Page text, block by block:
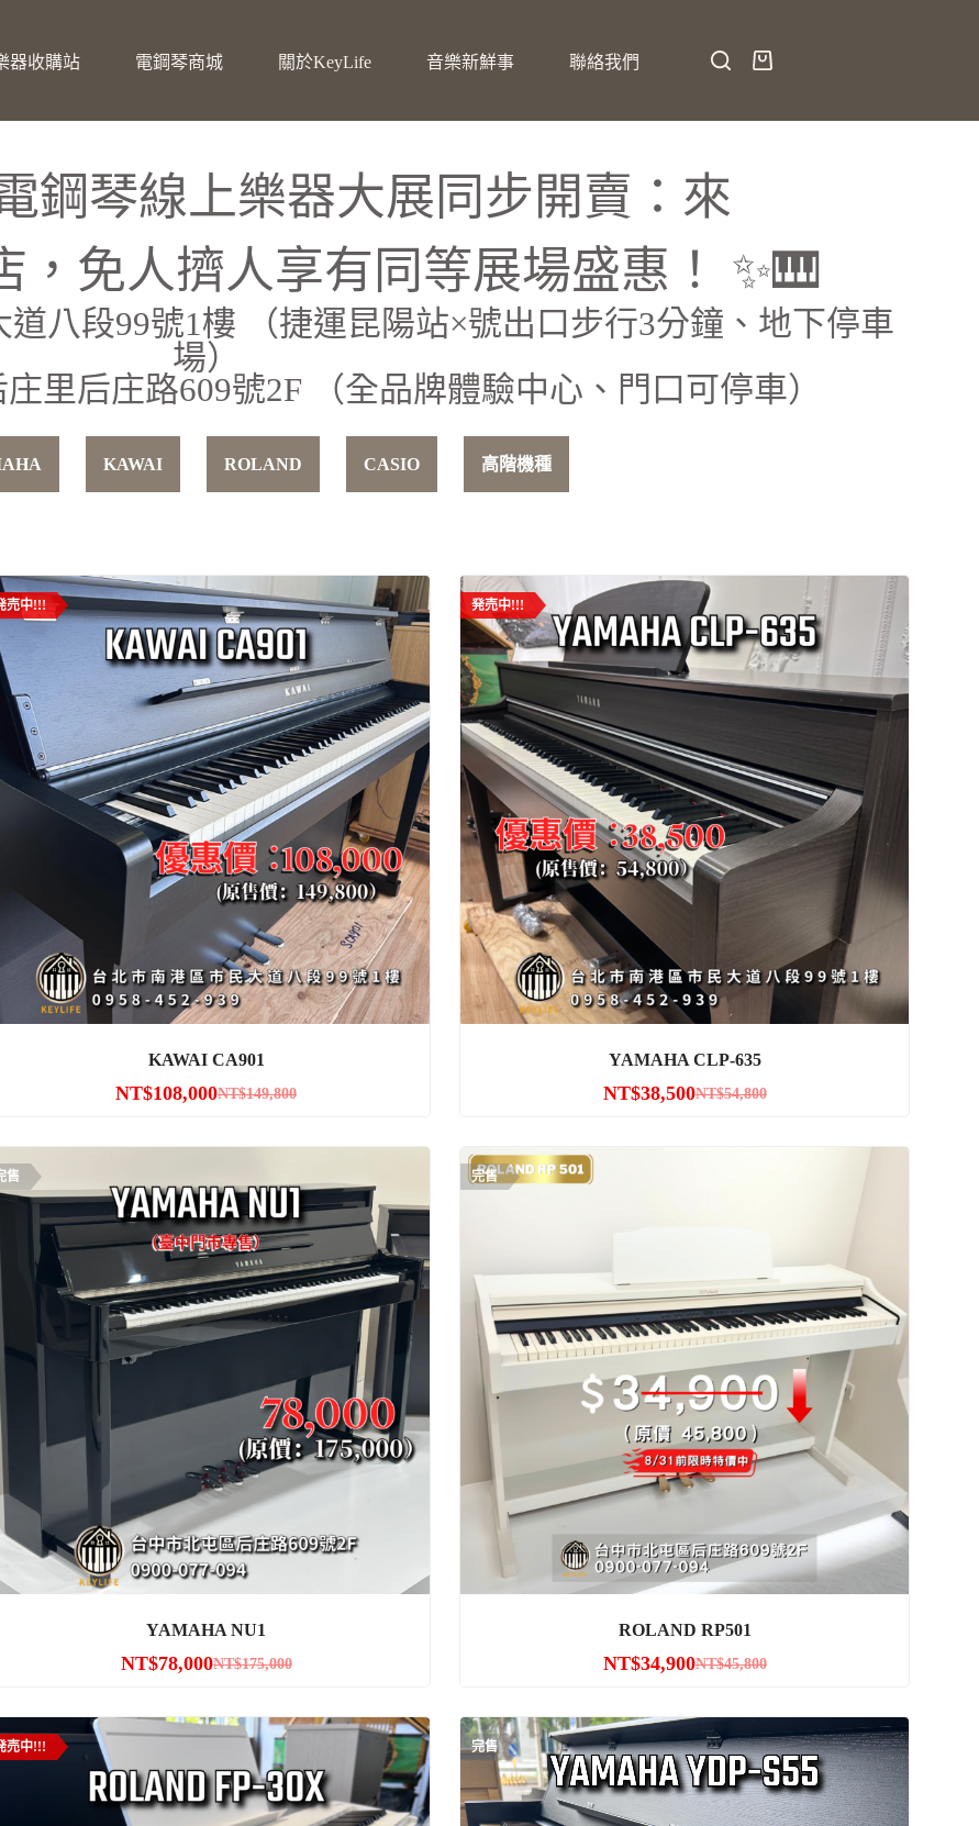
器收購站 電鋼琴商城 關於KeyLife 音樂新鮮事 聯絡我們
鋼琴線上樂器大展同步開賣：來
，免人擠人享有同等展場盛惠！ ✨🎹
八段99號1樓 （捷運昆陽站×號出口步行3分鐘、地下停車
場）
里后庄路609號2F （全品牌體驗中心、門口可停車）
KAWAI ROLAND CASIO 高階機種
売中!!!
KAWAI CA901
NT$149,800
NT$108,000
発売中!!!
YAMAHA CLP-635
NT$54,800
NT$38,500
售
YAMAHA NU1
NT$175,000
NT$78,000
完售
ROLAND RP501
NT$45,800
NT$34,900
売中!!! 完售